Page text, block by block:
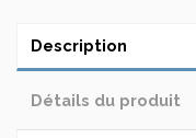
Description
Détails du produit